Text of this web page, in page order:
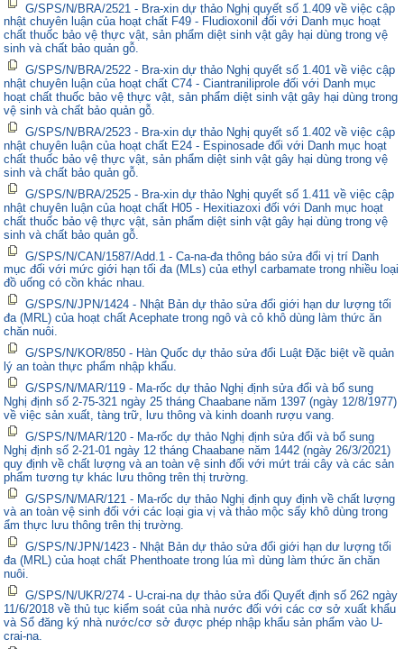
G/SPS/N/BRA/2521 - Bra-xin dự thảo Nghị quyết số 1.409 về việc cập
nhật chuyên luận của hoạt chất F49 - Fludioxonil đối với Danh mục hoạt
chất thuốc bảo vệ thực vật, sản phẩm diệt sinh vật gây hại dùng trong vệ
sinh và chất bảo quản gỗ.
G/SPS/N/BRA/2522 - Bra-xin dự thảo Nghị quyết số 1.401 về việc cập
nhật chuyên luận của hoạt chất C74 - Ciantraniliprole đối với Danh mục
hoạt chất thuốc bảo vệ thực vật, sản phẩm diệt sinh vật gây hại dùng trong
vệ sinh và chất bảo quản gỗ.
G/SPS/N/BRA/2523 - Bra-xin dự thảo Nghị quyết số 1.402 về việc cập
nhật chuyên luận của hoạt chất E24 - Espinosade đối với Danh mục hoạt
chất thuốc bảo vệ thực vật, sản phẩm diệt sinh vật gây hại dùng trong vệ
sinh và chất bảo quản gỗ.
G/SPS/N/BRA/2525 - Bra-xin dự thảo Nghị quyết số 1.411 về việc cập
nhật chuyên luận của hoạt chất H05 - Hexitiazoxi đối với Danh mục hoạt
chất thuốc bảo vệ thực vật, sản phẩm diệt sinh vật gây hại dùng trong vệ
sinh và chất bảo quản gỗ.
G/SPS/N/CAN/1587/Add.1 - Ca-na-đa thông báo sửa đổi vị trí Danh
mục đối với mức giới hạn tối đa (MLs) của ethyl carbamate trong nhiều loại
đồ uống có cồn khác nhau.
G/SPS/N/JPN/1424 - Nhật Bản dự thảo sửa đổi giới hạn dư lượng tối
đa (MRL) của hoạt chất Acephate trong ngô và cỏ khô dùng làm thức ăn
chăn nuôi.
G/SPS/N/KOR/850 - Hàn Quốc dự thảo sửa đổi Luật Đặc biệt về quản
lý an toàn thực phẩm nhập khẩu.
G/SPS/N/MAR/119 - Ma-rốc dự thảo Nghị định sửa đổi và bổ sung
Nghị định số 2-75-321 ngày 25 tháng Chaabane năm 1397 (ngày 12/8/1977)
về việc sản xuất, tàng trữ, lưu thông và kinh doanh rượu vang.
G/SPS/N/MAR/120 - Ma-rốc dự thảo Nghị định sửa đổi và bổ sung
Nghị định số 2-21-01 ngày 12 tháng Chaabane năm 1442 (ngày 26/3/2021)
quy định về chất lượng và an toàn vệ sinh đối với mứt trái cây và các sản
phẩm tương tự khác lưu thông trên thị trường.
G/SPS/N/MAR/121 - Ma-rốc dự thảo Nghị định quy định về chất lượng
và an toàn vệ sinh đối với các loại gia vị và thảo mộc sấy khô dùng trong
ẩm thực lưu thông trên thị trường.
G/SPS/N/JPN/1423 - Nhật Bản dự thảo sửa đổi giới hạn dư lượng tối
đa (MRL) của hoạt chất Phenthoate trong lúa mì dùng làm thức ăn chăn
nuôi.
G/SPS/N/UKR/274 - U-crai-na dự thảo sửa đổi Quyết định số 262 ngày
11/6/2018 về thủ tục kiểm soát của nhà nước đối với các cơ sở xuất khẩu
và Sổ đăng ký nhà nước/cơ sở được phép nhập khẩu sản phẩm vào U-
crai-na.